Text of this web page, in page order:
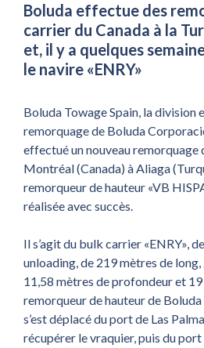
Boluda effectue des
carrier du Canada à la
et, il y a quelques
le navire «ENRY»
Boluda Towage Spain, la division
remorquage de Boluda
effectué un nouveau remorquage
Montréal (Canada) à Aliaga
remorqueur de hauteur «VB
réalisée avec succès.
Il s’agit du bulk carrier «ENRY»,
unloading, de 219 mètres de
11,58 mètres de profondeur et 19
remorqueur de hauteur de
s’est déplacé du port de Las
récupérer le vraquier, puis du